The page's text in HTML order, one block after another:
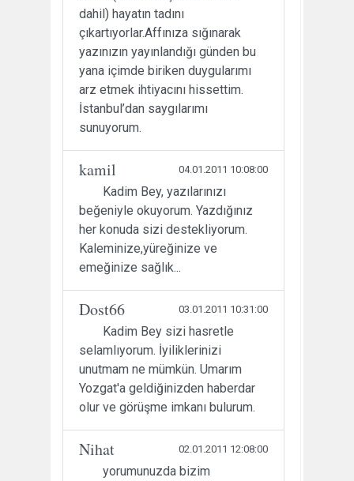
dahil) hayatın tadını
çıkartıyorlar.Affınıza sığınarak
yazınızın yayınlandığı günden bu
yana içimde biriken duygularımı
arz etmek ihtiyacını hissettim.
İstanbul’dan saygılarımı
sunuyorum.
kamil 04.01.2011 10:08:00
Kadim Bey, yazılarınızı
beğeniyle okuyorum. Yazdığınız
her konuda sizi destekliyorum.
Kaleminize,yüreğinize ve
emeğinize sağlık...
Dost66 03.01.2011 10:31:00
Kadim Bey sizi hasretle
selamlıyorum. İyiliklerinizi
unutmam ne mümkün. Umarım
Yozgat'a geldiğinizden haberdar
olur ve görüşme imkanı bulurum.
Nihat 02.01.2011 12:08:00
yorumunuzda bizim